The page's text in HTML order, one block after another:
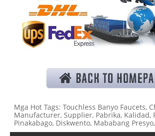
Mga Hot Tags: Touchless Banyo Faucets,
Manufacturer, Supplier, Pabrika, Kalidad,
Pinakabago, Diskwento, Mababang